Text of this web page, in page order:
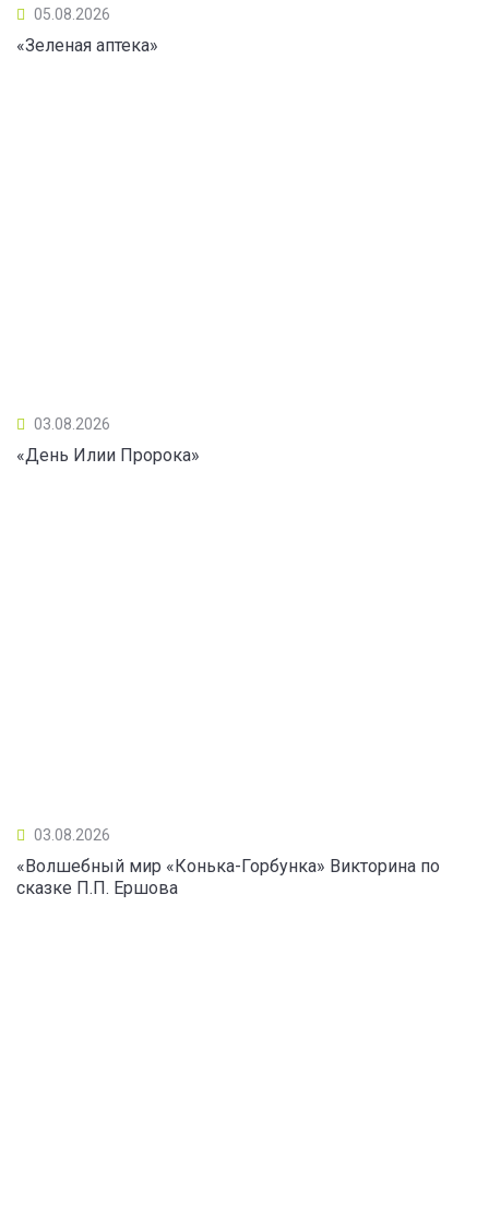
05.08.2026
«Зеленая аптека»
03.08.2026
«День Илии Пророка»
03.08.2026
«Волшебный мир «Конька-Горбунка» Викторина по
сказке П.П. Ершова